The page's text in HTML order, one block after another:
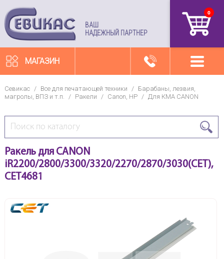
ВАШ
НАДЕЖНЫЙ ПАРТНЕР
0
МАГАЗИН
Севикас / Все для печатающей техники /
Барабаны, лезвия,
магролы, ВПЗ и т.п. / Ракели / Canon, HP / Для КМА CANON
Ракель для CANON
iR2200/2800/3300/3320/2270/2870/3030(CET),
CET4681